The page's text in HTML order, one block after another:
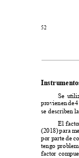
52
Instr
Se

se describen
El



factor